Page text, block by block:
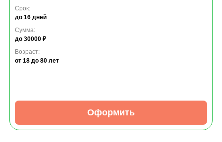
Срок:
до 16 дней
Сумма:
до 30000 ₽
Возраст:
от 18 до 80 лет
Оформить